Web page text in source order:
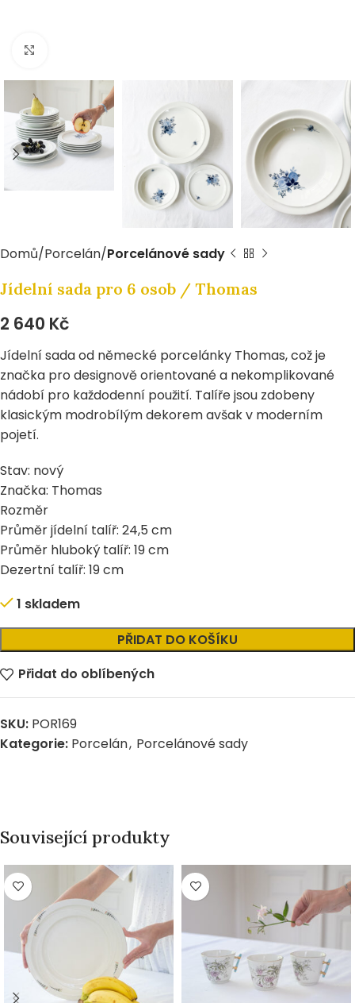
Domů Porcelán Porcelánové sady
Jídelní sada pro 6 osob / Thomas
2 640 Kč
Jídelní sada od německé porcelánky Thomas, což je
značka pro designově orientované a nekomplikované
nádobí pro každodenní použití. Talíře jsou zdobeny
klasickým modrobílým dekorem avšak v moderním
pojetí.
Stav: nový
Značka: Thomas
Rozměr
Průměr jídelní talíř: 24,5 cm
Průměr hluboký talíř: 19 cm
Dezertní talíř: 19 cm
1 skladem
PŘIDAT DO KOŠÍKU
Přidat do oblíbených
SKU: POR169
Kategorie: Porcelán, Porcelánové sady
Související produkty